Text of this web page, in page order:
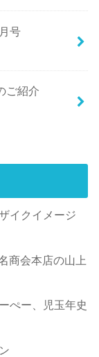
号
ご紹介
イクイメージ
商会本店の山上
ぺー、児玉年史